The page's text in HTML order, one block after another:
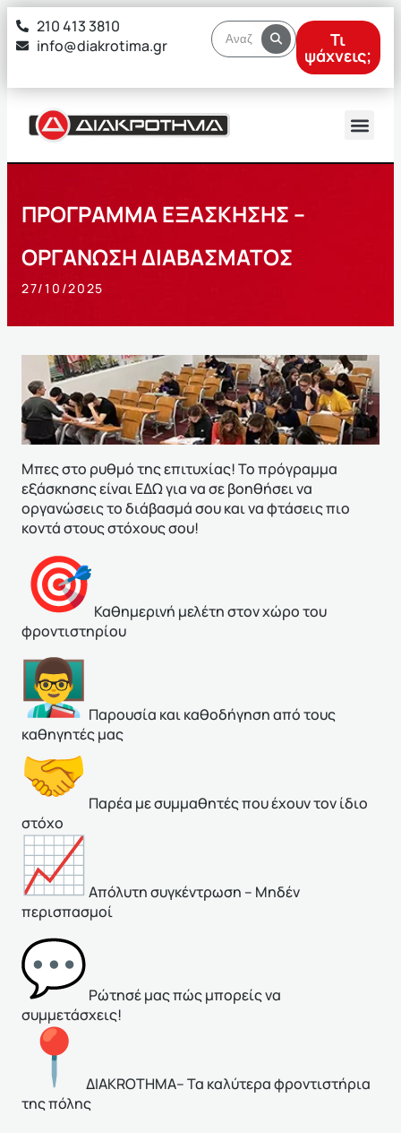
στο
περιεχόμενο
210 413 3810
info@diakrotima.gr
Τι
ψάχνεις;
ΠΡΟΓΡΑΜΜΑ ΕΞΑΣΚΗΣΗΣ –
ΟΡΓΑΝΩΣΗ ΔΙΑΒΑΣΜΑΤΟΣ
27/10/2025
Μπες στο ρυθμό της επιτυχίας! Το πρόγραμμα
εξάσκησης είναι ΕΔΩ για να σε βοηθήσει να
οργανώσεις το διάβασμά σου και να φτάσεις πιο
κοντά στους στόχους σου!
Καθημερινή μελέτη στον χώρο του
φροντιστηρίου
Παρουσία και καθοδήγηση από τους
καθηγητές μας
Παρέα με συμμαθητές που έχουν τον ίδιο
στόχο
Απόλυτη συγκέντρωση – Μηδέν
περισπασμοί
Ρώτησέ μας πώς μπορείς να
συμμετάσχεις!
ΔIAKROTHMA– Τα καλύτερα φροντιστήρια
της πόλης